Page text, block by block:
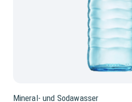
Mineral- und Sodawasser